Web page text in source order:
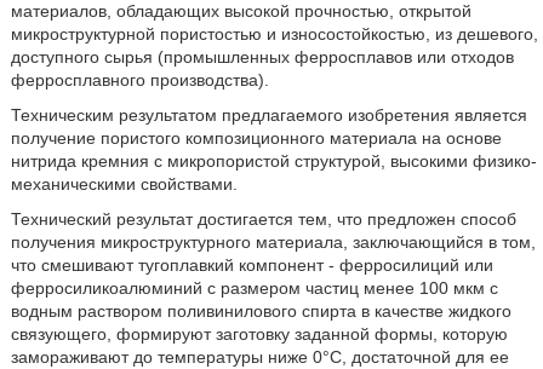
материалов, обладающих высокой прочностью, открытой
микроструктурной пористостью и износостойкостью, из дешевого,
доступного сырья (промышленных ферросплавов или отходов
ферросплавного производства).
Техническим результатом предлагаемого изобретения является
получение пористого композиционного материала на основе
нитрида кремния с микропористой структурой, высокими физико-
механическими свойствами.
Технический результат достигается тем, что предложен способ
получения микроструктурного материала, заключающийся в том,
что смешивают тугоплавкий компонент - ферросилиций или
ферросиликоалюминий с размером частиц менее 100 мкм с
водным раствором поливинилового спирта в качестве жидкого
связующего, формируют заготовку заданной формы, которую
замораживают до температуры ниже 0°С, достаточной для ее